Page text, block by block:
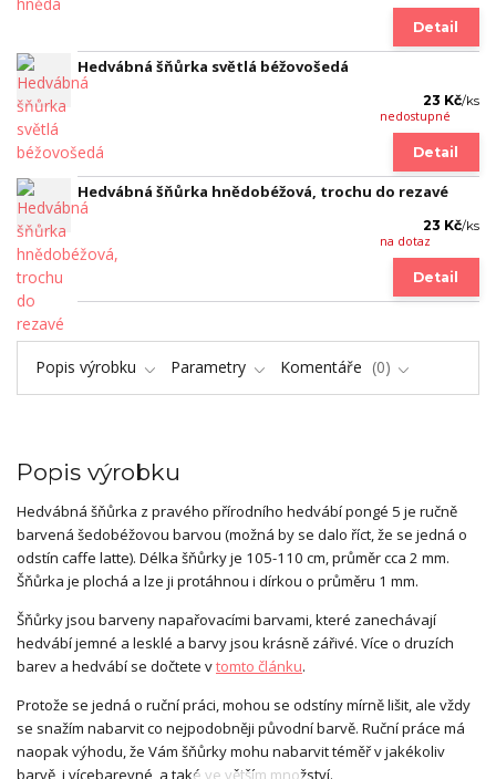
Detail
Hedvábná šňůrka světlá béžovošedá
23 Kč/ks
nedostupné
Detail
Hedvábná šňůrka hnědobéžová, trochu do rezavé
23 Kč/ks
na dotaz
Detail
Popis výrobku Parametry Komentáře 0
Popis výrobku
Hedvábná šňůrka z pravého přírodního hedvábí pongé 5 je ručně
barvená šedobéžovou barvou (možná by se dalo říct, že se jedná o
odstín caffe latte). Délka šňůrky je 105-110 cm, průměr cca 2 mm.
Šňůrka je plochá a lze ji protáhnou i dírkou o průměru 1 mm.
Šňůrky jsou barveny napařovacími barvami, které zanechávají
hedvábí jemné a lesklé a barvy jsou krásně zářivé. Více o druzích
barev a hedvábí se dočtete vtomto článku.
Protože se jedná o ruční práci, mohou se odstíny mírně lišit, ale vždy
se snažím nabarvit co nejpodobněji původní barvě. Ruční práce má
naopak výhodu, že Vám šňůrky mohu nabarvit téměř v jakékoliv
barvě, i vícebarevné, a také ve větším množství.